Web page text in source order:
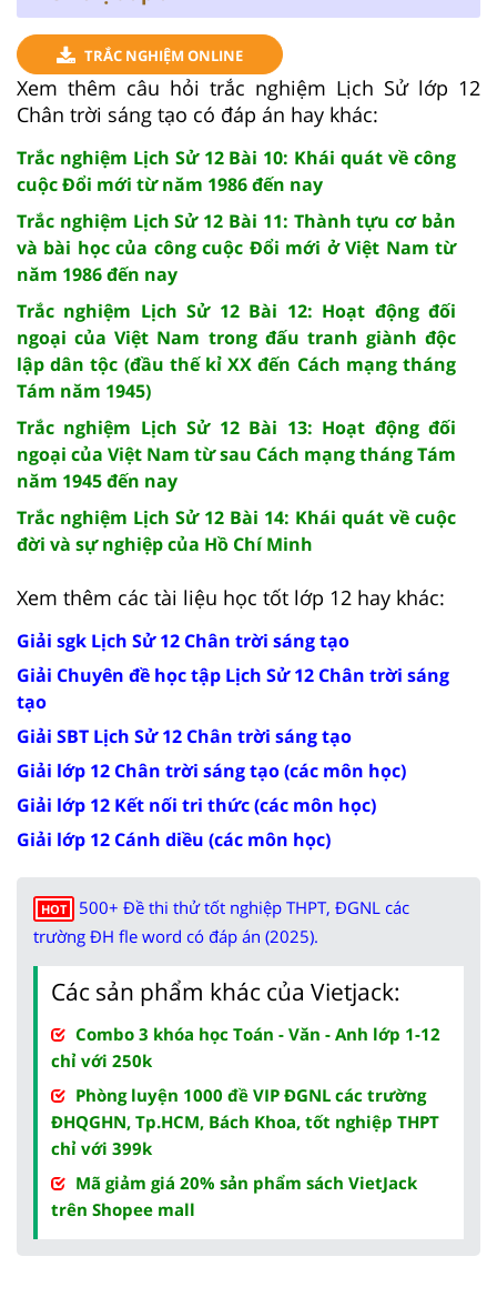
TRẮC NGHIỆM ONLINE
Xem thêm câu hỏi trắc nghiệm Lịch Sử lớp 12
Chân trời sáng tạo có đáp án hay khác:
Trắc nghiệm Lịch Sử 12 Bài 10: Khái quát về công
cuộc Đổi mới từ năm 1986 đến nay
Trắc nghiệm Lịch Sử 12 Bài 11: Thành tựu cơ bản
và bài học của công cuộc Đổi mới ở Việt Nam từ
năm 1986 đến nay
Trắc nghiệm Lịch Sử 12 Bài 12: Hoạt động đối
ngoại của Việt Nam trong đấu tranh giành độc
lập dân tộc (đầu thế kỉ XX đến Cách mạng tháng
Tám năm 1945)
Trắc nghiệm Lịch Sử 12 Bài 13: Hoạt động đối
ngoại của Việt Nam từ sau Cách mạng tháng Tám
năm 1945 đến nay
Trắc nghiệm Lịch Sử 12 Bài 14: Khái quát về cuộc
đời và sự nghiệp của Hồ Chí Minh
Xem thêm các tài liệu học tốt lớp 12 hay khác:
Giải sgk Lịch Sử 12 Chân trời sáng tạo
Giải Chuyên đề học tập Lịch Sử 12 Chân trời sáng
tạo
Giải SBT Lịch Sử 12 Chân trời sáng tạo
Giải lớp 12 Chân trời sáng tạo (các môn học)
Giải lớp 12 Kết nối tri thức (các môn học)
Giải lớp 12 Cánh diều (các môn học)
HOT
500+ Đề thi thử tốt nghiệp THPT, ĐGNL các
trường ĐH fle word có đáp án (2025).
Các sản phẩm khác của Vietjack:
Combo 3 khóa học Toán - Văn - Anh lớp 1-12
chỉ với 250k
Phòng luyện 1000 đề VIP ĐGNL các trường
ĐHQGHN, Tp.HCM, Bách Khoa, tốt nghiệp THPT
chỉ với 399k
Mã giảm giá 20% sản phẩm sách VietJack
trên Shopee mall